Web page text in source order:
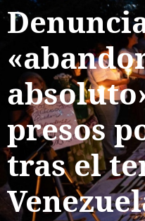
presos
tras el